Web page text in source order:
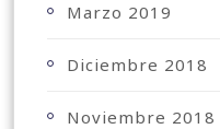
Marzo 2019
Diciembre 2018
Noviembre 2018